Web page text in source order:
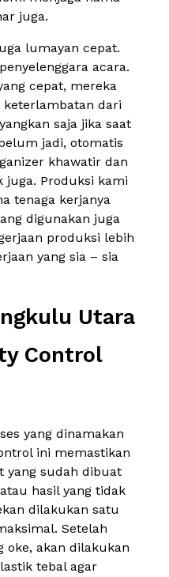
juga.
lumayan cepat.
acara.
cepat, mereka
dari
saja jika saat
jadi, otomatis
khawatir dan
juga. Produksi kami
tenaga kerjanya
digunakan juga
produksi lebih
yang sia – sia
Utara
Control
yang dinamakan
ini memastikan
yang sudah dibuat
hasil yang tidak
dilakukan satu
Setelah
oke, akan dilakukan
tebal agar